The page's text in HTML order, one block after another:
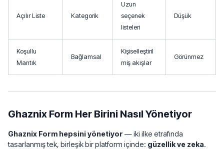
Açılır Liste Kategorik
Uzun
seçenek
listeleri
Düşük
Koşullu
Mantık
Bağlamsal
Kişiselleştiril
miş akışlar
Görünmez
Ghaznix Form Her Birini Nasıl Yönetiyor
Ghaznix Form hepsini yönetiyor — iki ilke etrafında
tasarlanmış tek, birleşik bir platform içinde: güzellik ve zeka.